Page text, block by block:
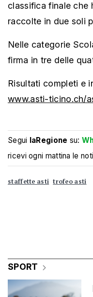
classifica finale che
raccolte in due soli
Nelle categorie
firma in tre delle
Risultati completi e
www.asti-ticino.ch/
Segui laRegione su:
ricevi ogni mattina le
staffette asti trofeo asti
SPORT